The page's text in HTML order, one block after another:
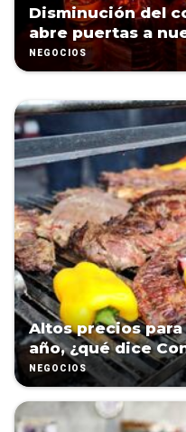
Disminución del
abre puertas a
NEGOCIOS
Altos precios
año, ¿qué dice
NEGOCIOS